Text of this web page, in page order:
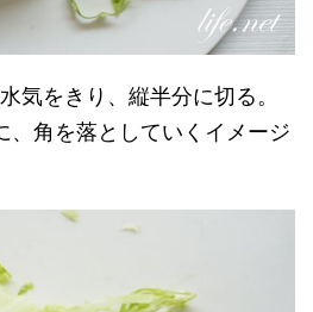
気をきり、縦半分に切る。
、角を落としていくイメージ